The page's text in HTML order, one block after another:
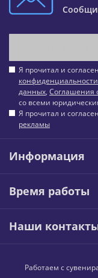
Я прочитал и
конфиденциальности
данных, Соглашения
со всеми
Я прочитал и
рекламы
Информация
Время работы
Наши
Работаем с